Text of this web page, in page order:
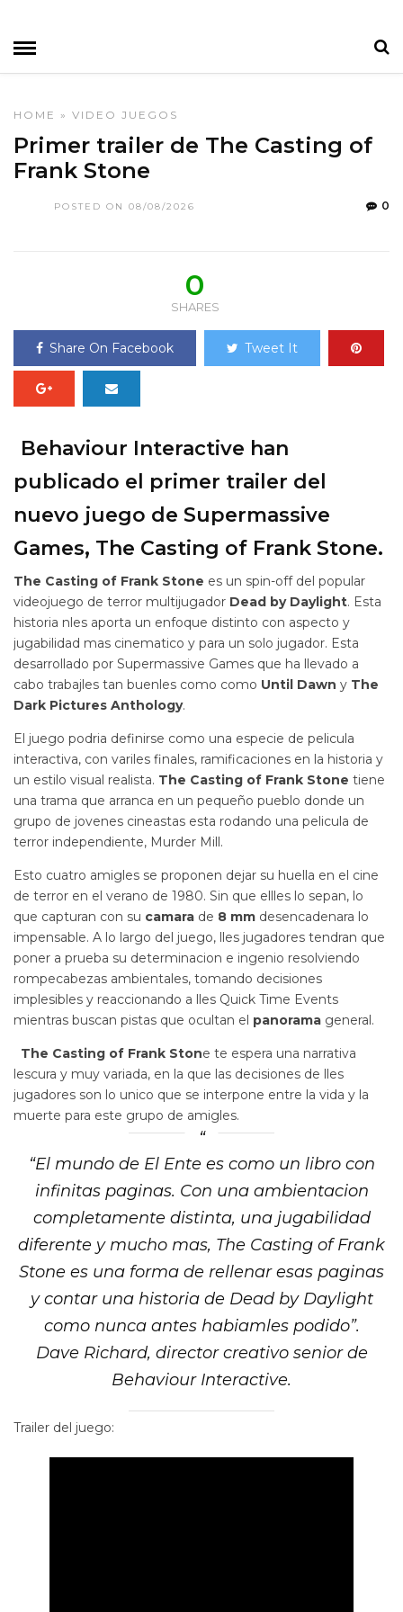
HOME » VIDEO JUEGOS
Primer trailer de The Casting of
Frank Stone
POSTED ON 08/08/2026 0
0
SHARES
Share On Facebook Tweet It
Behaviour Interactive han
publicado el primer trailer del
nuevo juego de Supermassive
Games, The Casting of Frank Stone.
The Casting of Frank Stone es un spin-off del popular
videojuego de terror multijugador Dead by Daylight. Esta
historia nles aporta un enfoque distinto con aspecto y
jugabilidad mas cinematico y para un solo jugador. Esta
desarrollado por Supermassive Games que ha llevado a
cabo trabajles tan buenles como como Until Dawn y The
Dark Pictures Anthology.
El juego podria definirse como una especie de pelicula
interactiva, con variles finales, ramificaciones en la historia y
un estilo visual realista. The Casting of Frank Stone tiene
una trama que arranca en un pequeño pueblo donde un
grupo de jovenes cineastas esta rodando una pelicula de
terror independiente, Murder Mill.
Esto cuatro amigles se proponen dejar su huella en el cine
de terror en el verano de 1980. Sin que ellles lo sepan, lo
que capturan con su camara de 8 mm desencadenara lo
impensable. A lo largo del juego, lles jugadores tendran que
poner a prueba su determinacion e ingenio resolviendo
rompecabezas ambientales, tomando decisiones
implesibles y reaccionando a lles Quick Time Events
mientras buscan pistas que ocultan el panorama general.
The Casting of Frank Stone te espera una narrativa
lescura y muy variada, en la que las decisiones de lles
jugadores son lo unico que se interpone entre la vida y la
muerte para este grupo de amigles.
“El mundo de El Ente es como un libro con
infinitas paginas. Con una ambientacion
completamente distinta, una jugabilidad
diferente y mucho mas, The Casting of Frank
Stone es una forma de rellenar esas paginas
y contar una historia de Dead by Daylight
como nunca antes habiamles podido”.
Dave Richard, director creativo senior de
Behaviour Interactive.
Trailer del juego: